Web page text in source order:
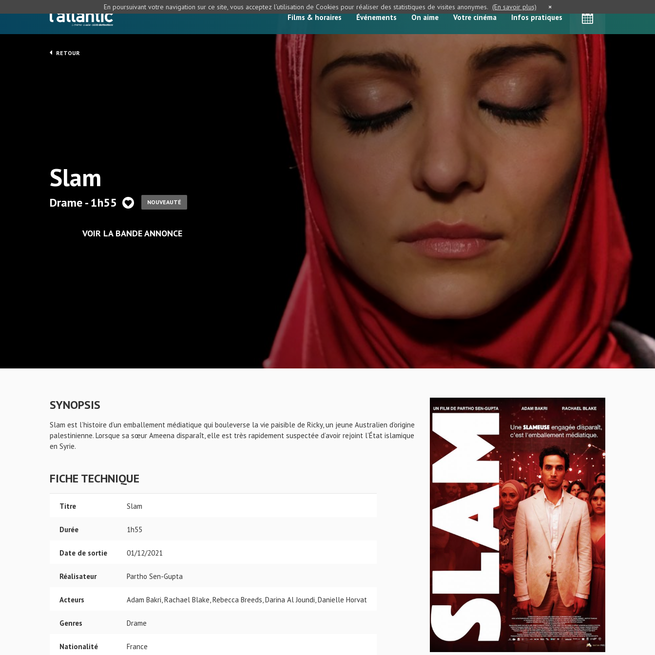
Films & horaires Événements On aime Votre cinéma Infos pratiques
RETOUR
Slam
Drame - 1h55 NOUVEAUTÉ
VOIR LA BANDE ANNONCE
SYNOPSIS
Slam est l’histoire d’un emballement médiatique qui bouleverse la vie paisible de Ricky, un jeune Australien d’origine
palestinienne. Lorsque sa sœur Ameena disparaît, elle est très rapidement suspectée d’avoir rejoint l’État islamique
en Syrie.
FICHE TECHNIQUE
Titre Slam
Durée 1h55
Date de sortie 01/12/2021
Réalisateur Partho Sen-Gupta
Acteurs Adam Bakri, Rachael Blake, Rebecca Breeds, Darina Al Joundi, Danielle Horvat
Genres Drame
Nationalité France
En poursuivant votre navigation sur ce site, vous acceptez l’utilisation de Cookies pour réaliser des statistiques de visites anonymes. (En savoir plus) ×